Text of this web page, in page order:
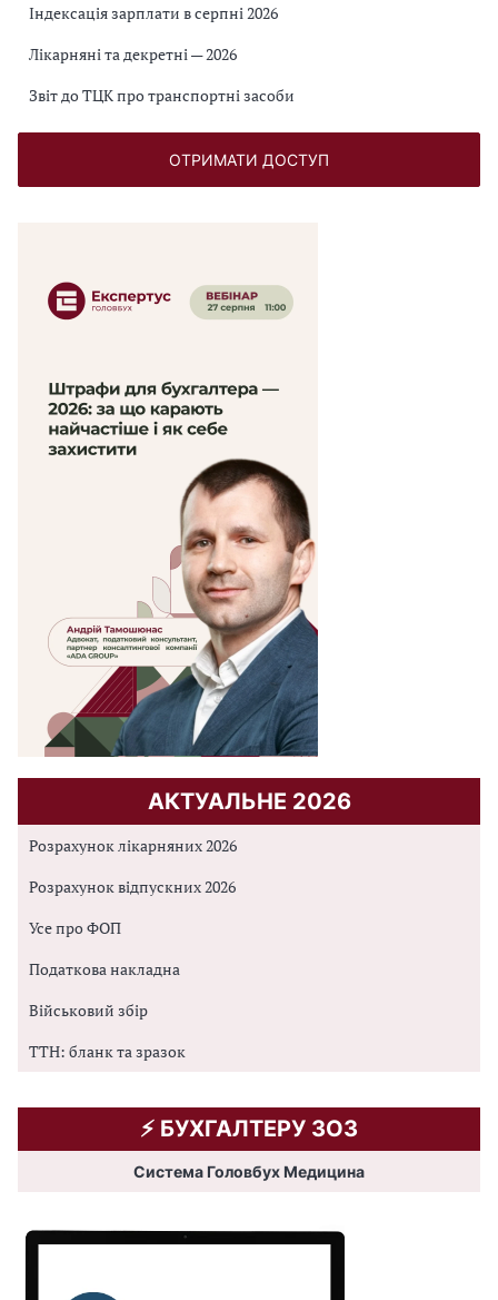
Індексація зарплати в серпні 2026
Лікарняні та декретні — 2026
Звіт до ТЦК про транспортні засоби
ОТРИМАТИ ДОСТУП
АКТУАЛЬНЕ 2026
Розрахунок лікарняних 2026
Розрахунок відпускних 2026
Усе про ФОП
Податкова накладна
Військовий збір
ТТН: бланк та зразок
⚡️ БУХГАЛТЕРУ ЗОЗ
Система Головбух Медицина